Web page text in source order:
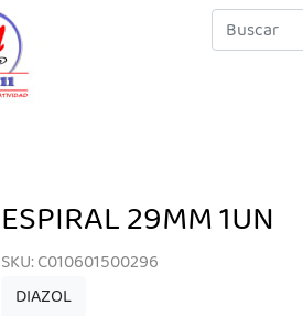
ESPIRAL 29MM 1UN
SKU: C010601500296
DIAZOL